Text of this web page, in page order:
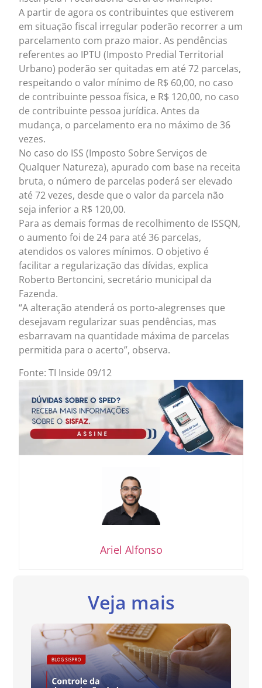
A partir de agora os contribuintes que estiverem
em situação fiscal irregular poderão recorrer a um
parcelamento com prazo maior. As pendências
referentes ao IPTU (Imposto Predial Territorial
Urbano) poderão ser quitadas em até 72 parcelas,
respeitando o valor mínimo de R$ 60,00, no caso
de contribuinte pessoa física, e R$ 120,00, no caso
de contribuinte pessoa jurídica. Antes da
mudança, o parcelamento era no máximo de 36
vezes.
No caso do ISS (Imposto Sobre Serviços de
Qualquer Natureza), apurado com base na receita
bruta, o número de parcelas poderá ser elevado
até 72 vezes, desde que o valor da parcela não
seja inferior a R$ 120,00.
Para as demais formas de recolhimento de ISSQN,
o aumento foi de 24 para até 36 parcelas,
atendidos os valores mínimos. O objetivo é
facilitar a regularização das dívidas, explica
Roberto Bertoncini, secretário municipal da
Fazenda.
“A alteração atenderá os porto-alegrenses que
desejavam regularizar suas pendências, mas
esbarravam na quantidade máxima de parcelas
permitida para o acerto”, observa.
Fonte: TI Inside 09/12
Ariel Alfonso
Veja mais